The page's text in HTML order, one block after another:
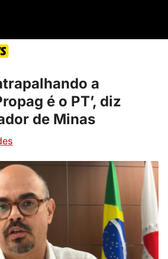
a
é o PT’, diz
de Minas